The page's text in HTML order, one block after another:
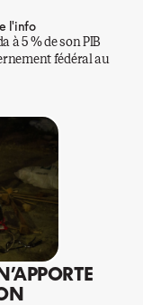
l'info
à 5 % de son PIB
fédéral au